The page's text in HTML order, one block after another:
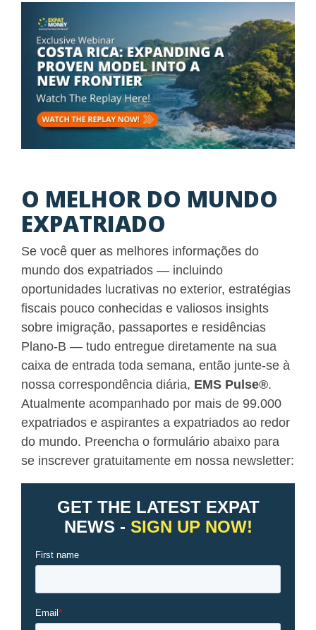
O MELHOR DO MUNDO
EXPATRIADO
Se você quer as melhores informações do
mundo dos expatriados — incluindo
oportunidades lucrativas no exterior, estratégias
fiscais pouco conhecidas e valiosos insights
sobre imigração, passaportes e residências
Plano-B — tudo entregue diretamente na sua
caixa de entrada toda semana, então junte-se à
nossa correspondência diária, EMS Pulse®.
Atualmente acompanhado por mais de 99.000
expatriados e aspirantes a expatriados ao redor
do mundo. Preencha o formulário abaixo para
se inscrever gratuitamente em nossa newsletter: